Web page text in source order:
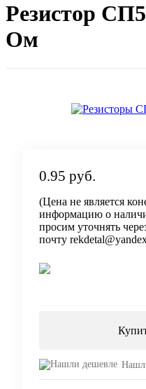
Резистор
Ом
0.95 руб.
(Цена не является
информацию о
просим уточнять
почту